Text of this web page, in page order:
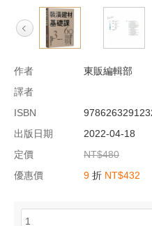
作者
東販編輯部
譯者
ISBN
出版日期
2022-04-18
定價
NT$480
優惠價
9 折 NT$432